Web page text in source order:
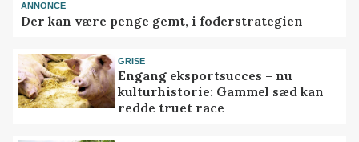
ANNONCE
Der kan være penge gemt, i foderstrategien
GRISE
Engang eksportsucces – nu
kulturhistorie: Gammel sæd kan
redde truet race